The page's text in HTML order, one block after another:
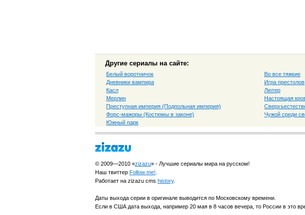
Другие сериалы на сайте:
Белый воротничок Во все тяжкие
Дневники вампира
Игра престолов
Касл
Лютер
Мерлин
Настоящая
Преступная империя (Подпольная империя)
Форс-мажоры (Костюмы в законе)
Чужой среди
Южный парк
© 2009—2010 «zizazu» - Лучшие сериалы мира на русском!
Наш твиттер Follow me!
Работает на zizazu cms history.
Даты выхода серии в оригинале выводится по Московскому времени.
Если в США дата выхода, например 20 мая в 8 часов вечера, то России в это